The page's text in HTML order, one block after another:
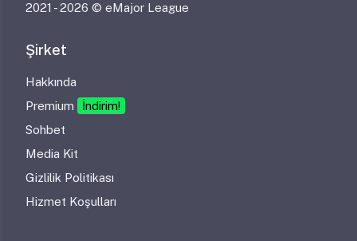
2021 -2026 © eMajor League
Şirket
Hakkında
Premium
İndirim!
Sohbet
Media Kit
Gizlilik Politikası
Hizmet Koşulları